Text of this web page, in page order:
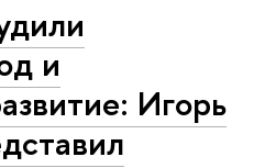
и
Игорь